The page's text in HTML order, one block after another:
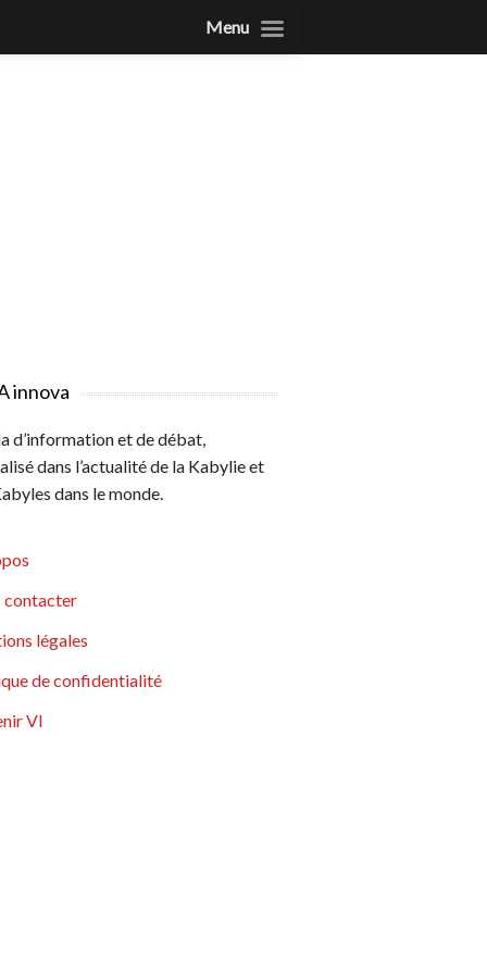
innova
d’information et de débat,
dans l’actualité de la Kabylie et
dans le monde.
contacter
légales
de confidentialité
VI
Menu